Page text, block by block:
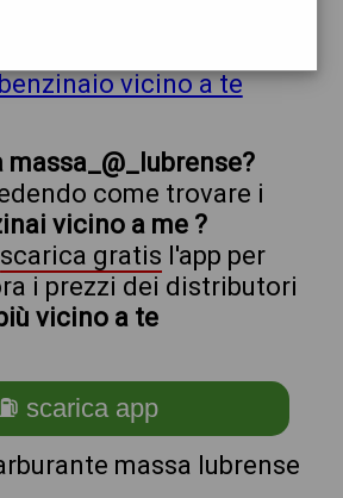
vicino a te
massa_@_lubrense?
come trovare i
vicino a me ?
scarica gratis l'app per
i prezzi dei distributori
vicino a te
scarica app
massa lubrense